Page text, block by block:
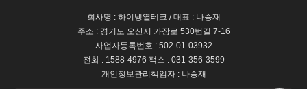
회사명 : 하이냉열테크 / 대표 : 나승재
주소 : 경기도 오산시 가장로 530번길 7-16
사업자등록번호 : 502-01-03932
전화 : 1588-4976 팩스 : 031-356-3599
개인정보관리책임자 : 나승재